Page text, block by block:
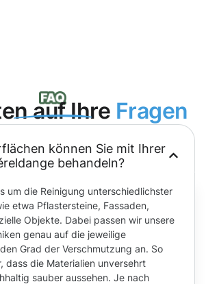
auf Ihre Fragen
können Sie mit Ihrer
behandeln?
um die Reinigung unterschiedlichster
etwa Pflastersteine, Fassaden,
Objekte. Dabei passen wir unsere
genau auf die jeweilige
Grad der Verschmutzung an. So
dass die Materialien unversehrt
sauber aussehen. Je nach